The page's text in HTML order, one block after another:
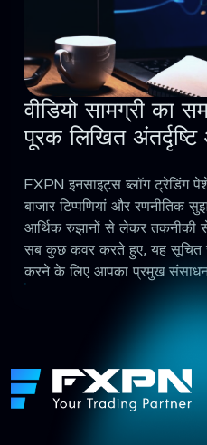
वीडियो सामग्री का
पूरक लिखित
FXPN इनसाइट्स ब्लॉग ट्रेडिंग
बाजार टिप्पणियां और रणनीतिक
आर्थिक रुझानों से लेकर तकनीकी
सब कुछ कवर करते हुए, यह सूचित
करने के लिए आपका प्रमुख